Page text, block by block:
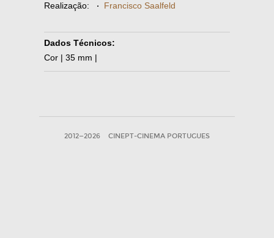
Realização: · Francisco Saalfeld
Dados Técnicos:
Cor | 35 mm |
2012—2026 CINEPT-CINEMA PORTUGUES